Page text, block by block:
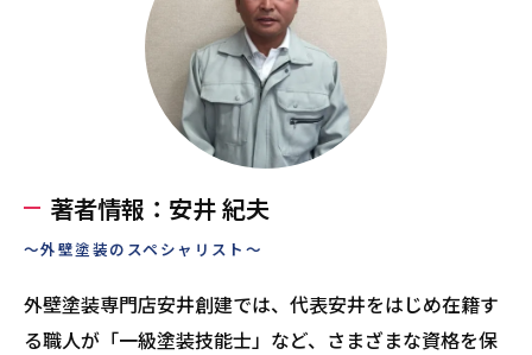
著者情報：安井 紀夫
～外壁塗装のスペシャリスト～
外壁塗装専門店安井創建では、代表安井をはじめ在籍す
る職人が「一級塗装技能士」など、さまざまな資格を保